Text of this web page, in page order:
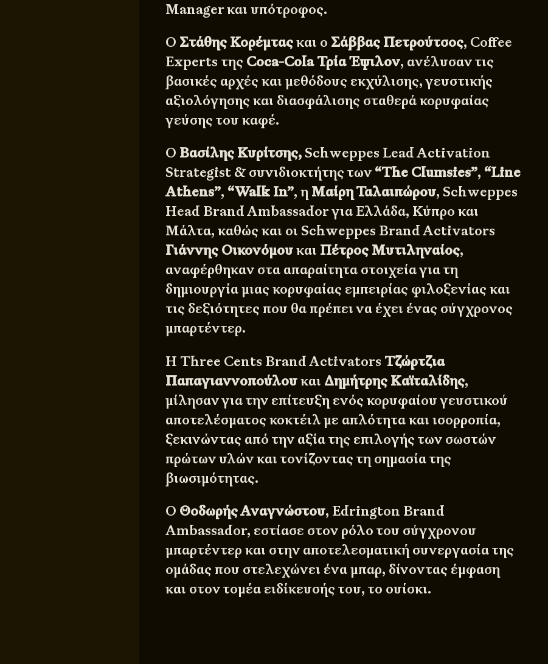
Manager και υπότροφος.
Ο Στάθης Κορέμταςκαι ο Σάββας Πετρούτσος, Coffee
Experts της Coca-Cola Τρία Έψιλον, ανέλυσαν τις
βασικές αρχές και μεθόδους εκχύλισης, γευστικής
αξιολόγησης και διασφάλισης σταθερά κορυφαίας
γεύσης του καφέ.
Ο Βασίλης Κυρίτσης, Schweppes Lead Activation
Strategist & συνιδιοκτήτης των “The Clumsies”, “Line
Athens”, “Walk In”, η Μαίρη Ταλαιπώρου, Schweppes
Head Brand Ambassador για Ελλάδα, Κύπρο και
Μάλτα, καθώς και οι Schweppes Brand Activators
Γιάννης Οικονόμουκαι Πέτρος Μυτιληναίος,
αναφέρθηκαν στα απαραίτητα στοιχεία για τη
δημιουργία μιας κορυφαίας εμπειρίας φιλοξενίας και
τις δεξιότητες που θα πρέπει να έχει ένας σύγχρονος
μπαρτέντερ.
Η Three Cents Brand Activators Τζώρτζια
Παπαγιαννοπούλουκαι Δημήτρης Καϊταλίδης,
μίλησαν για την επίτευξη ενός κορυφαίου γευστικού
αποτελέσματος κοκτέιλ με απλότητα και ισορροπία,
ξεκινώντας από την αξία της επιλογής των σωστών
πρώτων υλών και τονίζοντας τη σημασία της
βιωσιμότητας.
Ο Θοδωρής Αναγνώστου, Edrington Brand
Ambassador, εστίασε στον ρόλο του σύγχρονου
μπαρτέντερ και στην αποτελεσματική συνεργασία της
ομάδας που στελεχώνει ένα μπαρ, δίνοντας έμφαση
και στον τομέα ειδίκευσής του, το ουίσκι.